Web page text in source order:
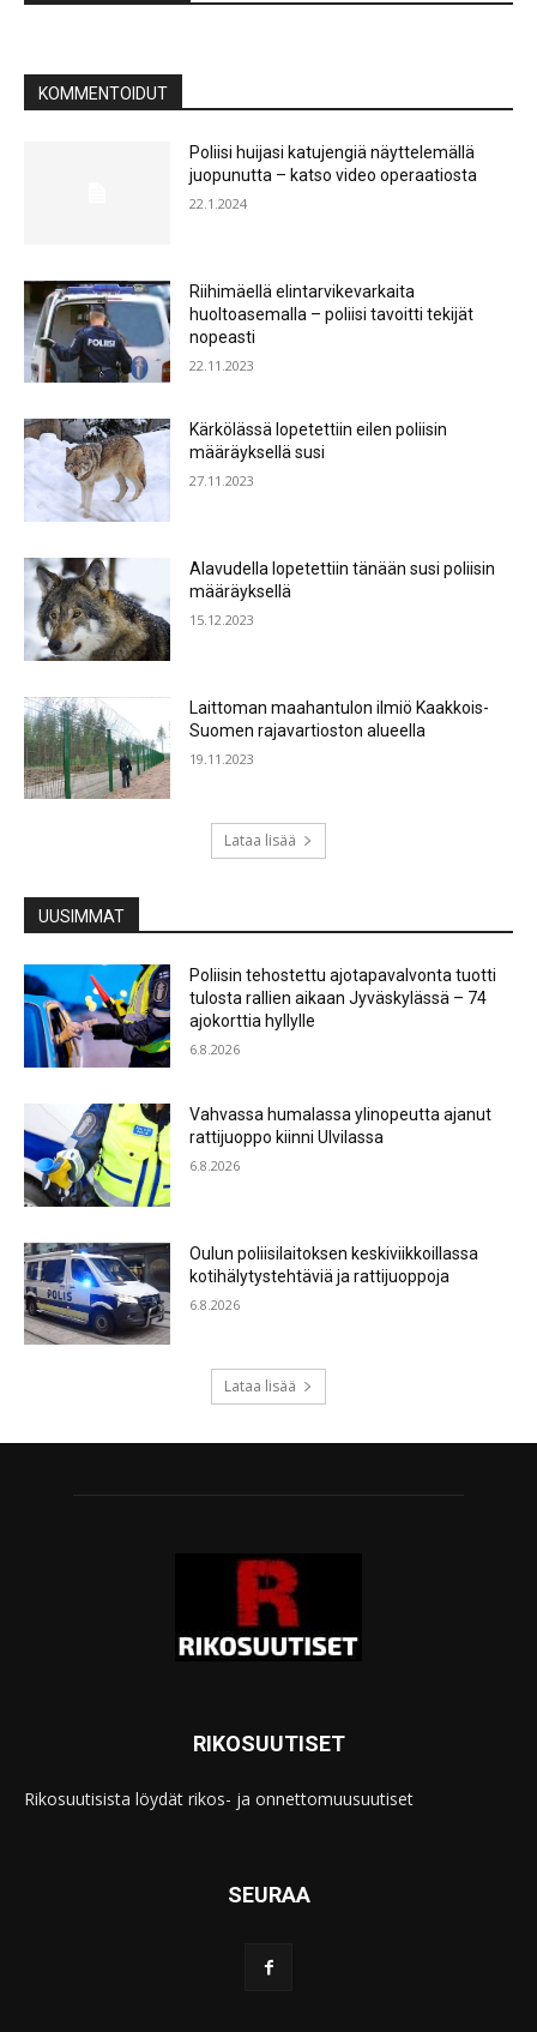
KOMMENTOIDUT
Poliisi huijasi katujengiä näyttelemällä
juopunutta – katso video operaatiosta
22.1.2024
Riihimäellä elintarvikevarkaita
huoltoasemalla – poliisi tavoitti tekijät
nopeasti
22.11.2023
Kärkölässä lopetettiin eilen poliisin
määräyksellä susi
27.11.2023
Alavudella lopetettiin tänään susi poliisin
määräyksellä
15.12.2023
Laittoman maahantulon ilmiö Kaakkois-
Suomen rajavartioston alueella
19.11.2023
Lataa lisää
UUSIMMAT
Poliisin tehostettu ajotapavalvonta tuotti
tulosta rallien aikaan Jyväskylässä – 74
ajokorttia hyllylle
6.8.2026
Vahvassa humalassa ylinopeutta ajanut
rattijuoppo kiinni Ulvilassa
6.8.2026
Oulun poliisilaitoksen keskiviikkoillassa
kotihälytystehtäviä ja rattijuoppoja
6.8.2026
Lataa lisää
RIKOSUUTISET
Rikosuutisista löydät rikos- ja onnettomuusuutiset
SEURAA